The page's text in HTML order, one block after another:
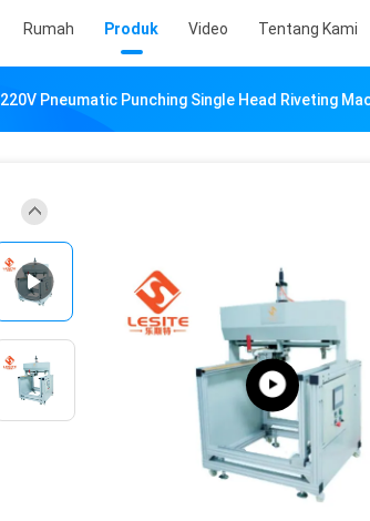
Rumah Produk Video Tentang Kami
220V Pneumatic Punching Single Head Riveting